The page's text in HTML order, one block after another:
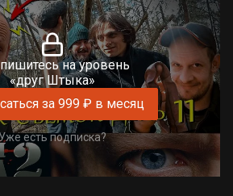
на уровень
«друг Штыка»
за 999 ₽ в месяц
есть подписка?